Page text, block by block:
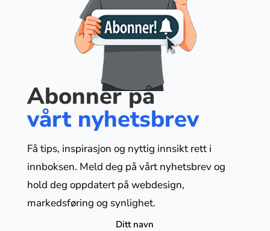
Abonner på
vårt nyhetsbrev
Få tips, inspirasjon og nyttig innsikt rett i
innboksen. Meld deg på vårt nyhetsbrev og
hold deg oppdatert på webdesign,
markedsføring og synlighet.
Ditt navn